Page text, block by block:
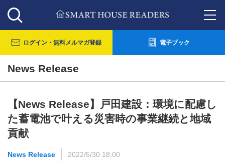
ログイン・ 無料メルマガ登録 電子ブック
News Release
【News Release】戸田建設：環境に配慮し
た蓄電池で叶える災害時の事業継続と地域
貢献
News Release 2022/5/30 18:00